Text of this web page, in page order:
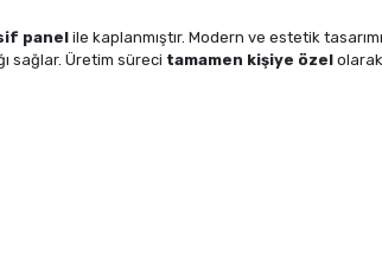
panel ile kaplanmıştır. Modern ve estetik
sağlar. Üretim süreci tamamen kişiye özel